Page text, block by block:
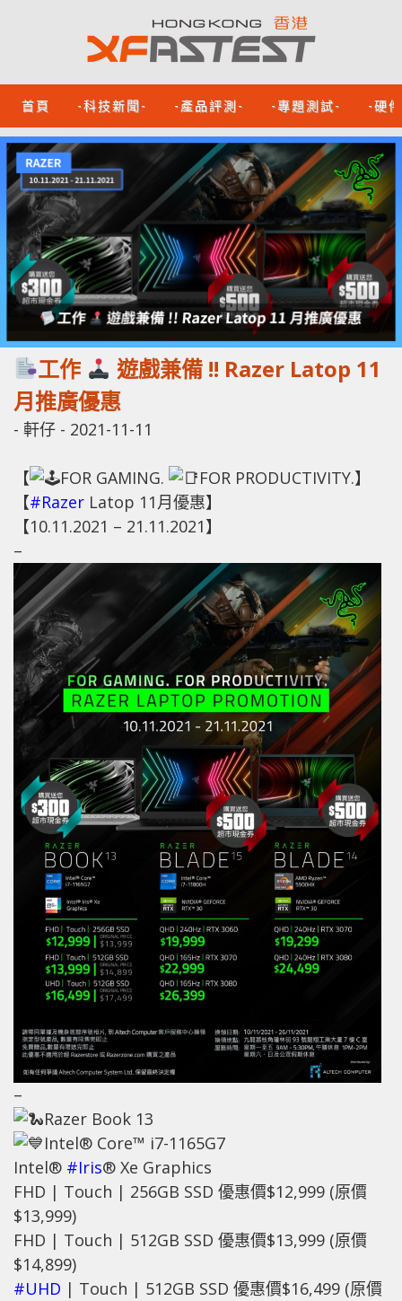
首頁 -科技新聞- -產品評測- -專題測試- -硬
工作
遊戲兼備 !! Razer Latop 11
月推廣優惠
- 軒仔 - 2021-11-11
【 FOR GAMING.
FOR PRODUCTIVITY.】
【#Razer Latop 11月優惠】
【10.11.2021 – 21.11.2021】
–
–
Razer Book 13
Intel® Core™ i7-1165G7
Intel® #Iris® Xe Graphics
FHD | Touch | 256GB SSD 優惠價$12,999 (原價
$13,999)
FHD | Touch | 512GB SSD 優惠價$13,999 (原價
$14,899)
#UHD | Touch | 512GB SSD 優惠價$16,499 (原價